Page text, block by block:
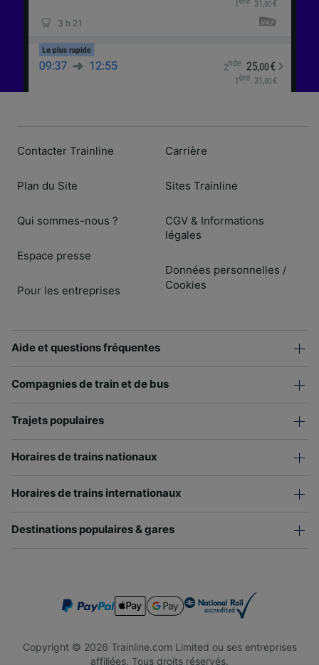
Contacter Trainline
Plan du Site
Qui sommes-nous ?
Espace presse
Pour les entreprises
Carrière
Sites Trainline
CGV & Informations
légales
Données personnelles /
Cookies
Aide et questions fréquentes
Compagnies de train et de bus
Trajets populaires
Horaires de trains nationaux
Horaires de trains internationaux
Destinations populaires & gares
Copyright © 2026 Trainline.com Limited ou ses entreprises
affiliées. Tous droits réservés.